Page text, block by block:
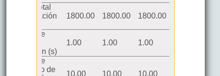
Tiempo total
de simulación
1800.00 1800.00 1800.00
Tiempo de
simulación (s)
1.00 1.00 1.00
Tiempo de
cada paso de
10.00 10.00 10.00